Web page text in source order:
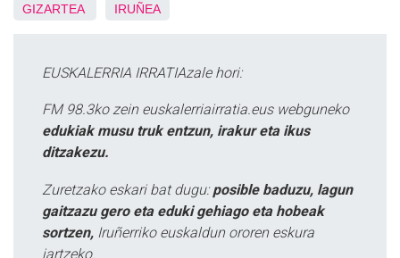
GIZARTEA IRUÑEA
EUSKALERRIA IRRATIAzale hori:
FM 98.3ko zein euskalerriairratia.eus webguneko
edukiak musu truk entzun, irakur eta ikus
ditzakezu.
Zuretzako eskari bat dugu: posible baduzu, lagun
gaitzazu gero eta eduki gehiago eta hobeak
sortzen, Iruñerriko euskaldun ororen eskura
jartzeko.